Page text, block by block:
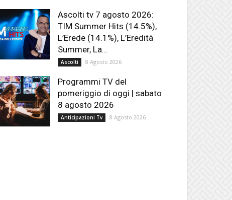
Ascolti tv 7 agosto 2026:
TIM Summer Hits (14.5%),
L’Erede (14.1%), L’Eredità
Summer, La...
Ascolti 8 Agosto 2026
Programmi TV del
pomeriggio di oggi | sabato
8 agosto 2026
Anticipazioni Tv 8 Agosto 2026